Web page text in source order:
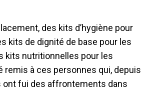
des kits d’hygiène pour
kits de dignité de base pour les
kits nutritionnelles pour les
remis à ces personnes qui, depuis
ont fui des affrontements dans